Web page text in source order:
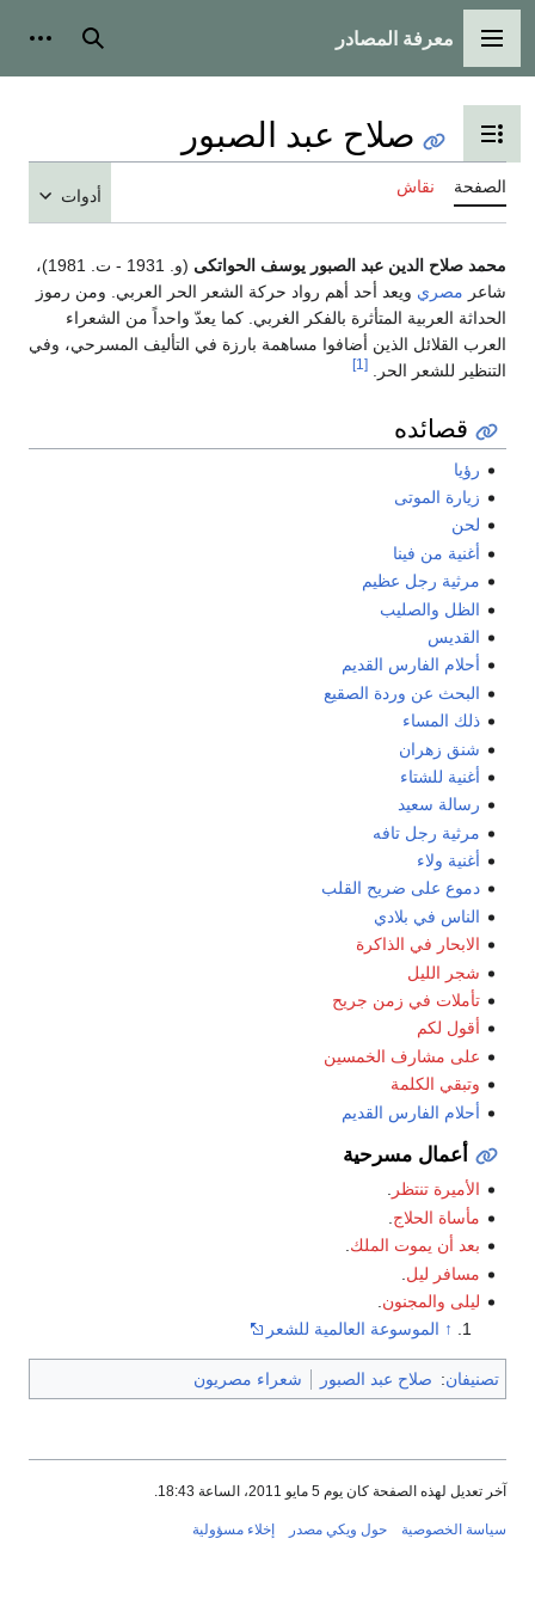
القائمة الرئيسية
معرفة المصادر بحث
تبديل عرض جدول المحتويات
صلاح عبد الصبور
الصفحة نقاش أدوات
محمد صلاح الدين عبد الصبور يوسف الحواتكى
(و. 1931 - ت. 1981)،
شاعر مصري ويعد أحد أهم رواد حركة الشعر الحر العربي. ومن رموز
الحداثة العربية المتأثرة بالفكر الغربي. كما يعدّ واحداً من الشعراء
العرب القلائل الذين أضافوا مساهمة بارزة في التأليف المسرحي، وفي
التنظير للشعر الحر.
[1]
قصائده
رؤيا
زيارة الموتى
لحن
أغنية من فينا
مرثية رجل عظيم
الظل والصليب
القديس
أحلام الفارس القديم
البحث عن وردة الصقيع
ذلك المساء
شنق زهران
أغنية للشتاء
رسالة سعيد
مرثية رجل تافه
أغنية ولاء
دموع على ضريح القلب
الناس في بلادي
الابحار في الذاكرة
شجر الليل
تأملات في زمن جريح
أقول لكم
على مشارف الخمسين
وتبقي الكلمة
أحلام الفارس القديم
أعمال مسرحية
الأميرة تنتظر .
مأساة الحلاج
بعد أن يموت الملك
مسافر ليل
ليلى والمجنون
↑ الموسوعة العالمية للشعر
تصنيفان: صلاح عبد الصبور شعراء مصريون
آخر تعديل لهذه الصفحة كان يوم 5 مايو 2011، الساعة 18:43.
سياسة الخصوصية حول ويكي مصدر إخلاء مسؤولية